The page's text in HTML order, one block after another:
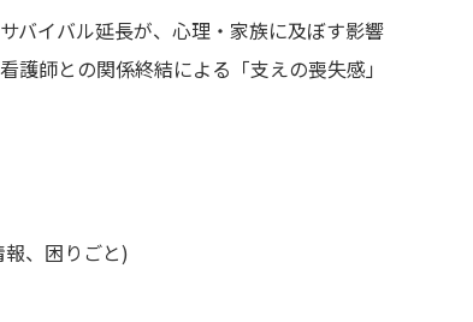
バイバル延長が、心理・家族に及ぼす影響
師との関係終結による「支えの喪失感」
、困りごと)